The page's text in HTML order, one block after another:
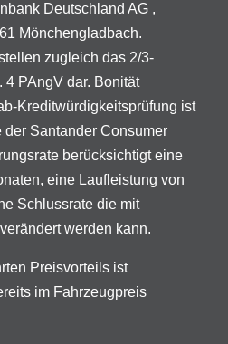
Deutschland AG ,
Mönchengladbach.
zugleich das 2/3-
4 PAngV dar. Bonität
Kreditwürdigkeitsprüfung ist
Santander Consumer
berücksichtigt eine
eine Laufleistung von
Schlussrate die mit
werden kann.
Preisvorteils ist
im Fahrzeugpreis